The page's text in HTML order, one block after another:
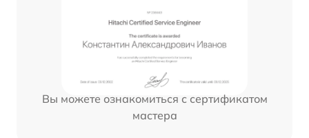
Вы можете ознакомиться с сертификатом
мастера